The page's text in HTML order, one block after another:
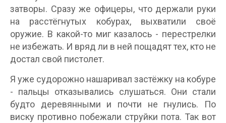
затворы. Сразу же офицеры, что держали руки
на расстёгнутых кобурах, выхватили своё
оружие. В какой-то миг казалось - перестрелки
не избежать. И вряд ли в ней пощадят тех, кто не
достал свой пистолет.
Я уже судорожно нашаривал застёжку на кобуре
- пальцы отказывались слушаться. Они стали
будто деревянными и почти не гнулись. По
виску противно побежали струйки пота. Так вот